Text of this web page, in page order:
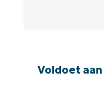
Voldoet